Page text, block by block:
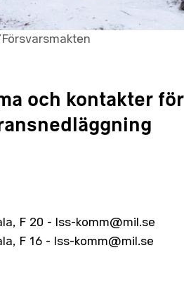
och kontakter för
F 20 - lss-komm@mil.se
F 16 - lss-komm@mil.se